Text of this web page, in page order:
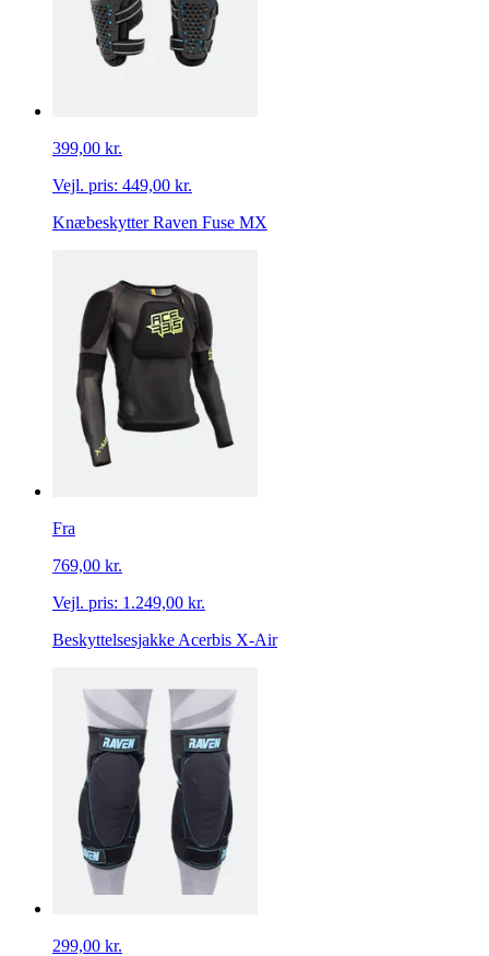
399,00 kr.
Vejl. pris: 449,00 kr.
Knæbeskytter Raven Fuse MX
Fra
769,00 kr.
Vejl. pris: 1.249,00 kr.
Beskyttelsesjakke Acerbis X-Air
299,00 kr.